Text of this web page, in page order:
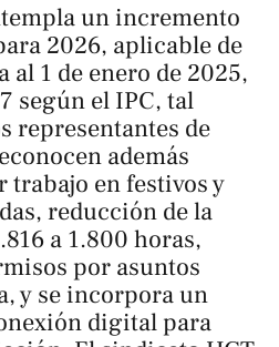
un incremento
2026, aplicable de
1 de enero de 2025,
según el IPC, tal
representantes de
además
trabajo en festivos y
reducción de la
a 1.800 horas,
por asuntos
y se incorpora un
digital para